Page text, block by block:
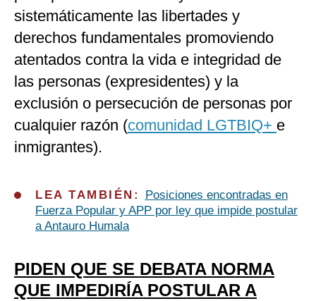
sistemáticamente las libertades y
derechos fundamentales promoviendo
atentados contra la vida e integridad de
las personas (expresidentes) y la
exclusión o persecución de personas por
cualquier razón (comunidad LGTBIQ+ e
inmigrantes).
LEA TAMBIÉN:
Posiciones encontradas en
Fuerza Popular y APP por ley que impide postular
a Antauro Humala
PIDEN QUE SE DEBATA NORMA
QUE IMPEDIRÍA POSTULAR A